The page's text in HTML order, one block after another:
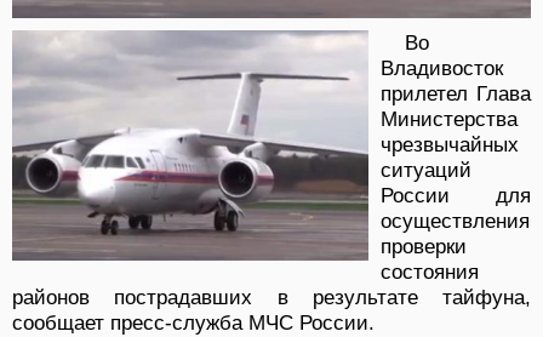
Во
Владивосток
прилетел Глава
Министерства
чрезвычайных
ситуаций
России для
осуществления
проверки
состояния
районов пострадавших в результате тайфуна,
сообщает пресс-служба МЧС России.